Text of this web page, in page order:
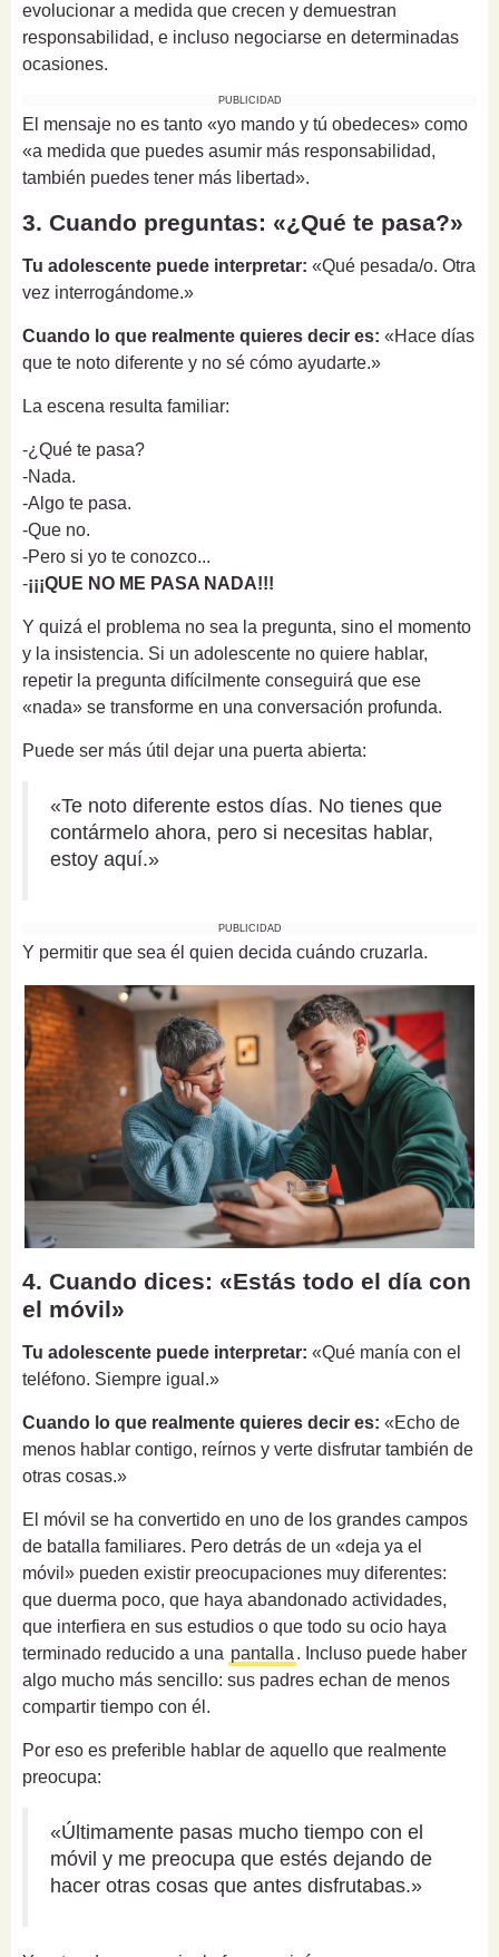
evolucionar a medida que crecen y demuestran
responsabilidad, e incluso negociarse en determinadas
ocasiones.
PUBLICIDAD
El mensaje no es tanto «yo mando y tú obedeces» como
«a medida que puedes asumir más responsabilidad,
también puedes tener más libertad».
3. Cuando preguntas: «¿Qué te pasa?»
Tu adolescente puede interpretar: «Qué pesada/o. Otra
vez interrogándome.»
Cuando lo que realmente quieres decir es: «Hace días
que te noto diferente y no sé cómo ayudarte.»
La escena resulta familiar:
-¿Qué te pasa?
-Nada.
-Algo te pasa.
-Que no.
-Pero si yo te conozco...
-¡¡¡QUE NO ME PASA NADA!!!
Y quizá el problema no sea la pregunta, sino el momento
y la insistencia. Si un adolescente no quiere hablar,
repetir la pregunta difícilmente conseguirá que ese
«nada» se transforme en una conversación profunda.
Puede ser más útil dejar una puerta abierta:
«Te noto diferente estos días. No tienes que
contármelo ahora, pero si necesitas hablar,
estoy aquí.»
PUBLICIDAD
Y permitir que sea él quien decida cuándo cruzarla.
4. Cuando dices: «Estás todo el día con
el móvil»
Tu adolescente puede interpretar: «Qué manía con el
teléfono. Siempre igual.»
Cuando lo que realmente quieres decir es: «Echo de
menos hablar contigo, reírnos y verte disfrutar también de
otras cosas.»
El móvil se ha convertido en uno de los grandes campos
de batalla familiares. Pero detrás de un «deja ya el
móvil» pueden existir preocupaciones muy diferentes:
que duerma poco, que haya abandonado actividades,
que interfiera en sus estudios o que todo su ocio haya
terminado reducido a una pantalla . Incluso puede haber
algo mucho más sencillo: sus padres echan de menos
compartir tiempo con él.
Por eso es preferible hablar de aquello que realmente
preocupa:
«Últimamente pasas mucho tiempo con el
móvil y me preocupa que estés dejando de
hacer otras cosas que antes disfrutabas.»